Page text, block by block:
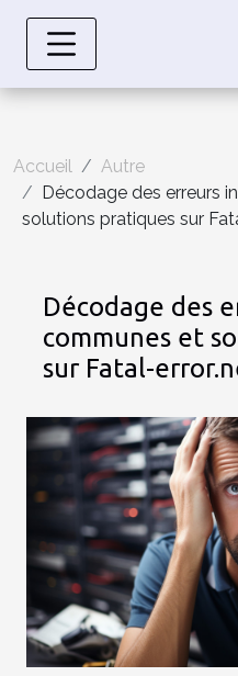
Accueil
Autre
Décodage des erreurs
solutions pratiques sur
Décodage des
communes et
sur Fatal-